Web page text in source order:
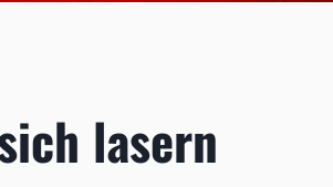
lasern